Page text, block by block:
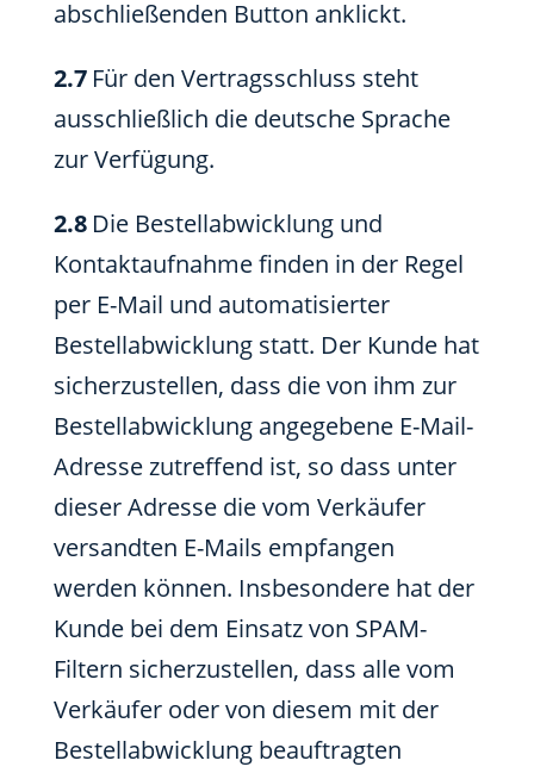
abschließenden Button anklickt.
2.7 Für den Vertragsschluss steht
ausschließlich die deutsche Sprache
zur Verfügung.
2.8Die Bestellabwicklung und
Kontaktaufnahme finden in der Regel
per E-Mail und automatisierter
Bestellabwicklung statt. Der Kunde hat
sicherzustellen, dass die von ihm zur
Bestellabwicklung angegebene E-Mail-
Adresse zutreffend ist, so dass unter
dieser Adresse die vom Verkäufer
versandten E-Mails empfangen
werden können. Insbesondere hat der
Kunde bei dem Einsatz von SPAM-
Filtern sicherzustellen, dass alle vom
Verkäufer oder von diesem mit der
Bestellabwicklung beauftragten